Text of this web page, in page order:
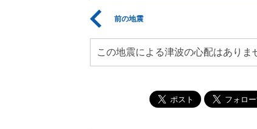
前の地震
この地震による津波の心配はありま